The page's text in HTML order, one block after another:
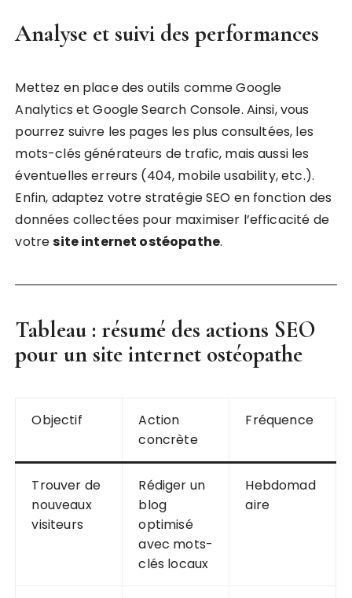
Analyse et suivi des performances
Mettez en place des outils comme Google
Analytics et Google Search Console. Ainsi, vous
pourrez suivre les pages les plus consultées, les
mots-clés générateurs de trafic, mais aussi les
éventuelles erreurs (404, mobile usability, etc.).
Enfin, adaptez votre stratégie SEO en fonction des
données collectées pour maximiser l’efficacité de
votresite internet ostéopathe.
Tableau : résumé des actions SEO
pour un site internet ostéopathe
Objectif
Action
concrète
Fréquence
Trouver de
nouveaux
visiteurs
Rédiger un
blog
optimisé
avec mots-
clés locaux
Hebdomad
aire